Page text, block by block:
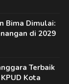
Bima Dimulai:
di 2029
Terbaik
Kota